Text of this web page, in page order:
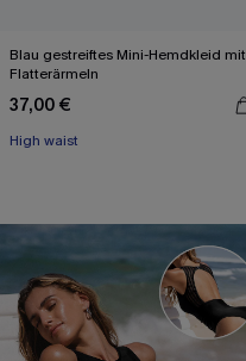
Blau gestreiftes Mini-Hemdkleid mit
Flatterärmeln
37,00 €
High waist